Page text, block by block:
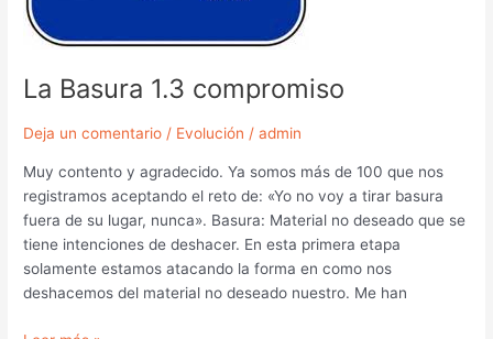
La Basura 1.3 compromiso
Deja un comentario / Evolución /admin
Muy contento y agradecido. Ya somos más de 100 que nos
registramos aceptando el reto de: «Yo no voy a tirar basura
fuera de su lugar, nunca». Basura: Material no deseado que se
tiene intenciones de deshacer. En esta primera etapa
solamente estamos atacando la forma en como nos
deshacemos del material no deseado nuestro. Me han